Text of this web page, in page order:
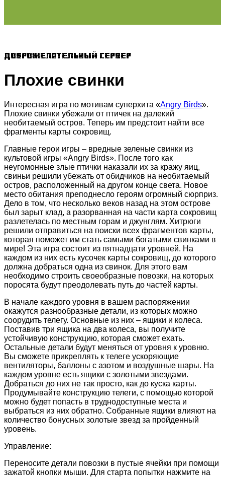
Доброжелательный сервер
Плохие свинки
Интересная игра по мотивам суперхита «Angry Birds».
Плохие свинки убежали от птичек на далекий
необитаемый остров. Теперь им предстоит найти все
фрагменты карты сокровищ.
Главные герои игры – вредные зеленые свинки из
культовой игры «Angry Birds». После того как
неугомонные злые птички наказали их за кражу яиц,
свиньи решили убежать от обидчиков на необитаемый
остров, расположенный на другом конце света. Новое
место обитания преподнесло героям огромный сюрприз.
Дело в том, что несколько веков назад на этом острове
был зарыт клад, а разорванная на части карта сокровищ
разлетелась по местным горам и джунглям. Хитрюги
решили отправиться на поиски всех фрагментов карты,
которая поможет им стать самыми богатыми свинками в
мире! Эта игра состоит из пятнадцати уровней. На
каждом из них есть кусочек карты сокровищ, до которого
должна добраться одна из свинок. Для этого вам
необходимо строить своеобразные повозки, на которых
поросята будут преодолевать путь до частей карты.
В начале каждого уровня в вашем распоряжении
окажутся разнообразные детали, из которых можно
соорудить телегу. Основные из них – ящики и колеса.
Поставив три ящика на два колеса, вы получите
устойчивую конструкцию, которая сможет ехать.
Остальные детали будут меняться от уровня к уровню.
Вы сможете прикреплять к телеге ускоряющие
вентиляторы, баллоны с азотом и воздушные шары. На
каждом уровне есть ящики с золотыми звездами.
Добраться до них не так просто, как до куска карты.
Продумывайте конструкцию телеги, с помощью которой
можно будет попасть в труднодоступные места и
выбраться из них обратно. Собранные ящики влияют на
количество бонусных золотые звезд за пройденный
уровень.
Управление:
Переносите детали повозки в пустые ячейки при помощи
зажатой кнопки мыши. Для старта попытки нажмите на